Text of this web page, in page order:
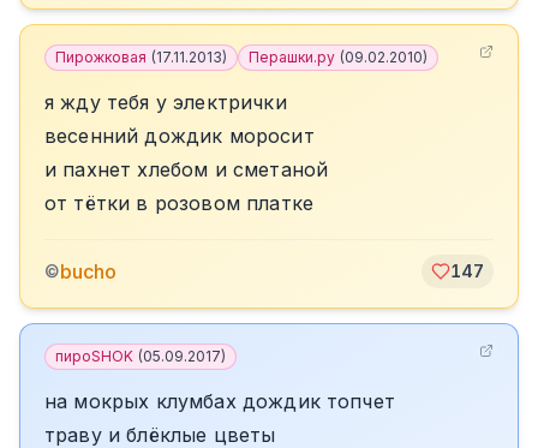
Пирожковая (17.11.2013) Перашки.ру (09.02.2010)
я жду тебя у электрички
весенний дождик моросит
и пахнет хлебом и сметаной
от тётки в розовом платке
©bucho 147
пироSHOK (05.09.2017)
на мокрых клумбах дождик топчет
траву и блёклые цветы